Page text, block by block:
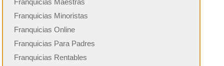
Franquicias Minoristas
Franquicias Online
Franquicias Para Padres
Franquicias Rentables